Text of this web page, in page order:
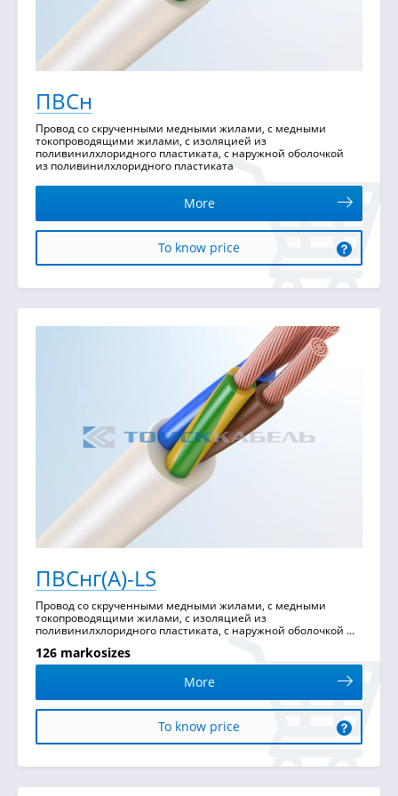
ПВСн
Провод со скрученными медными жилами, с медными
токопроводящими жилами, с изоляцией из
поливинилхлоридного пластиката, с наружной оболочкой
из поливинилхлоридного пластиката
More
To know price
ПВСнг(А)-LS
Провод со скрученными медными жилами, с медными
токопроводящими жилами, с изоляцией из
поливинилхлоридного пластиката, с наружной оболочкой ...
126 markosizes
More
To know price